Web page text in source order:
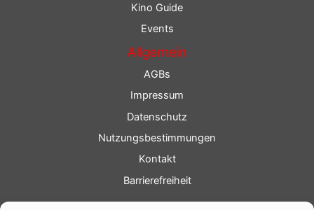
Kino Guide
Events
Allgemein
AGBs
Impressum
Datenschutz
Nutzungsbestimmungen
Kontakt
Barrierefreiheit